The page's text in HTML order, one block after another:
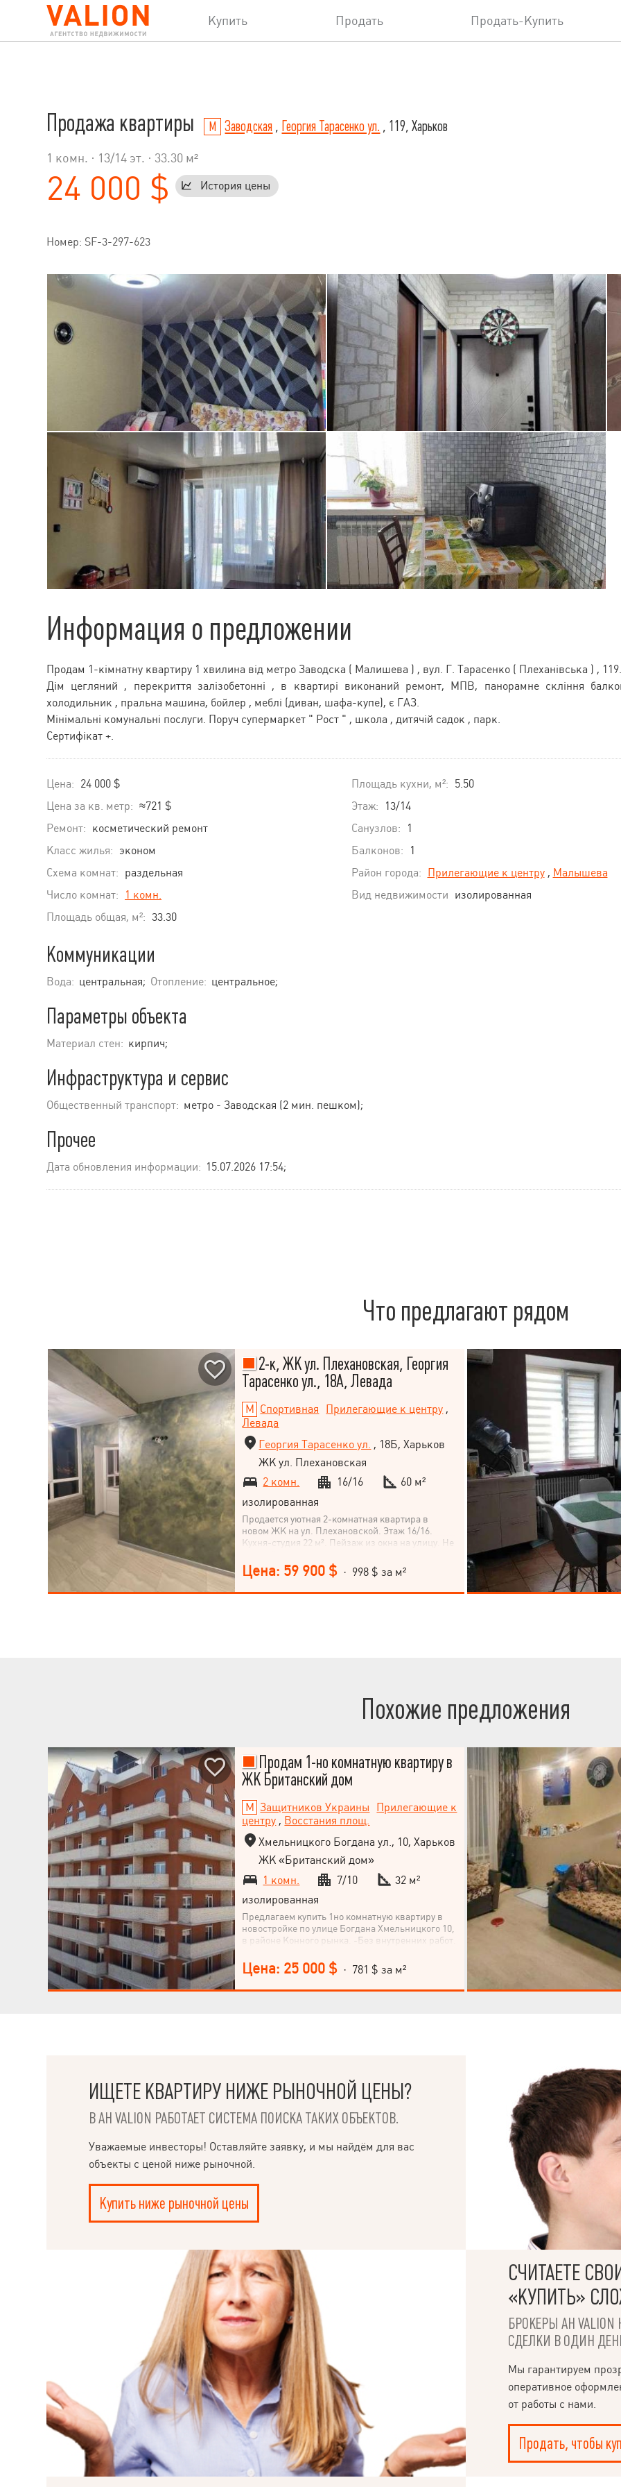
Купить Продать Продать-Купить
Продажа квартиры Заводская , Георгия Тарасенко ул. , 119, Харьков
1 комн. · 13/14 эт. · 33.30 м²
24 000 $ История цены
Номер: SF-3-297-623
Информация о предложении
Продам 1-кімнатну квартиру 1 хвилина від метро Заводска ( Малишева ) , вул. Г. Тарасенко ( Плеханівська ) , 119.
Дім цегляний , перекриття залізобетонні , в квартирі виконаний ремонт, МПВ, панорамне скління
холодильник , пральна машина, бойлер , меблі (диван, шафа-купе), є ГАЗ.
Мінімальні комунальні послуги. Поруч супермаркет " Рост " , школа , дитячій садок , парк.
Сертифікат +.
Цена: 24 000 $
Цена за кв. метр: ≈721 $
Ремонт: косметический ремонт
Класс жилья: эконом
Схема комнат: раздельная
Число комнат:
1 комн.
Площадь общая, м²: 33.30
Площадь кухни, м²: 5.50
Этаж:
13/14
Санузлов:
1
Балконов:
1
Район города: Прилегающие к центру, Малышева
Вид недвижимости изолированная
Коммуникации
Вода: центральная; Отопление: центральное;
Параметры объекта
Материал стен: кирпич;
Инфраструктура и сервис
Общественный транспорт: метро - Заводская (2 мин. пешком);
Прочее
Дата обновления информации: 15.07.2026 17:54;
Что предлагают рядом
2-к, ЖК ул. Плехановская, Георгия
Тарасенко ул., 18А, Левада
Спортивная Прилегающие к центру ,
Левада
Георгия Тарасенко ул. , 18Б, Харьков
ЖК ул. Плехановская
2 комн.
16/16
60 м²
изолированная
Продается уютная 2-комнатная квартира в
новом ЖК на ул. Плехановской. Этаж 16/16.
Кухня-студия 22 м². Пейзаж из окна на улицу. Не
прекрасного жилья.
Цена: 59 900 $ · 998 $ за м²
Похожие предложения
Продам 1-но комнатную квартиру в
ЖК Британский дом
Защитников Украины
Прилегающие к
центру , Восстания площ.
Хмельницкого Богдана ул., 10, Харьков
ЖК «Британский дом»
1 комн.
7/10
32 м²
изолированная
Предлагаем купить 1но комнатную квартиру в
новостройке по улице Богдана Хмельницкого 10,
в районе Конного рынка. -Без внутренних работ.
-Коммуникации все подключенные, но дом еще
не сдан.
Цена: 25 000 $ · 781 $ за м²
ИЩЕТЕ КВАРТИРУ НИЖЕ РЫНОЧНОЙ ЦЕНЫ?
В АН VALION РАБОТАЕТ СИСТЕМА ПОИСКА ТАКИХ ОБЪЕКТОВ.
Уважаемые инвесторы! Оставляйте заявку, и мы найдём для вас
объекты с ценой ниже рыночной.
Купить ниже рыночной цены
СЧИТАЕТЕ
«КУПИТЬ»
БРОКЕРЫ АН
СДЕЛКИ В ОДИН
Мы гарантируем
оперативное
от работы с нами.
Продать, чтобы